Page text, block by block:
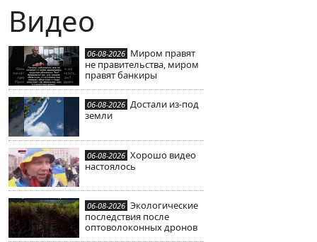
Видео
06-08-2026 Миром правят
не правительства, миром
правят банкиры
06-08-2026 Достали из-под
земли
06-08-2026 Хорошо видео
настоялось
06-08-2026 Экологические
последствия после
оптоволоконных дронов